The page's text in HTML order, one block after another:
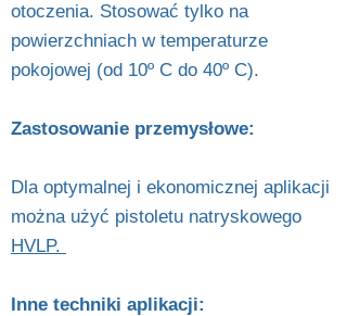
otoczenia. Stosować tylko na
powierzchniach w temperaturze
pokojowej (od 10º C do 40º C).
Zastosowanie przemysłowe:
Dla optymalnej i ekonomicznej aplikacji
można użyć pistoletu natryskowego
HVLP.
Inne techniki aplikacji: